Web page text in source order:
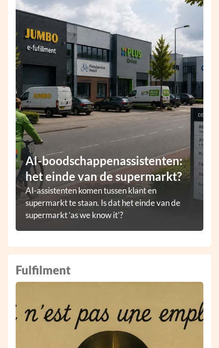
AI-boodschappenassistenten:
het einde van de supermarkt?
AI-assistenten komen tussen klant en
supermarkt te staan. Is dat het einde van de
supermarkt ‘as we know it’?
Fulfilment